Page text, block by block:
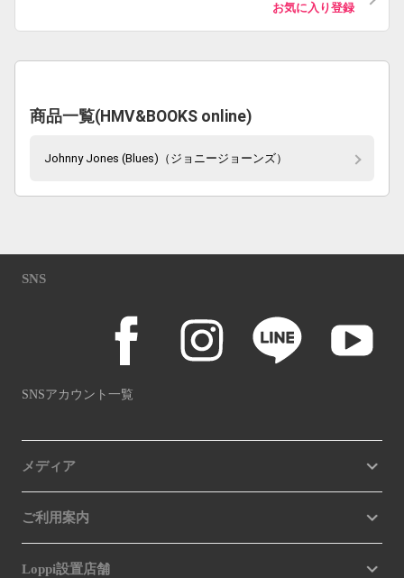
お気に入り登録
商品一覧(HMV&BOOKS online)
Johnny Jones (Blues)（ジョニージョーンズ）
SNS
SNSアカウント一覧
メディア
ご利用案内
Loppi設置店舗